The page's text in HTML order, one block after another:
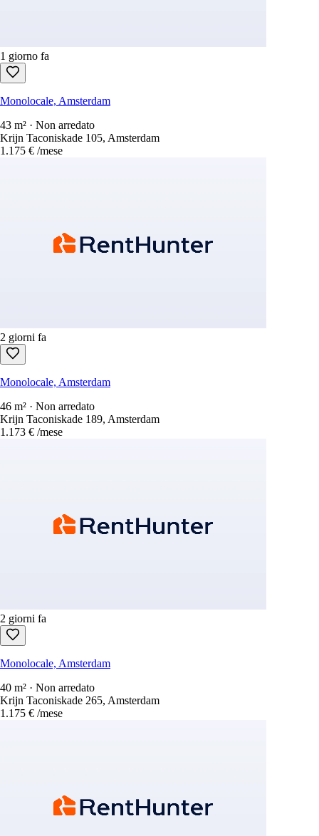
1 giorno fa
Monolocale, Amsterdam
43 m² · Non arredato
Krijn Taconiskade 105, Amsterdam
1.175 € /mese
2 giorni fa
Monolocale, Amsterdam
46 m² · Non arredato
Krijn Taconiskade 189, Amsterdam
1.173 € /mese
2 giorni fa
Monolocale, Amsterdam
40 m² · Non arredato
Krijn Taconiskade 265, Amsterdam
1.175 € /mese